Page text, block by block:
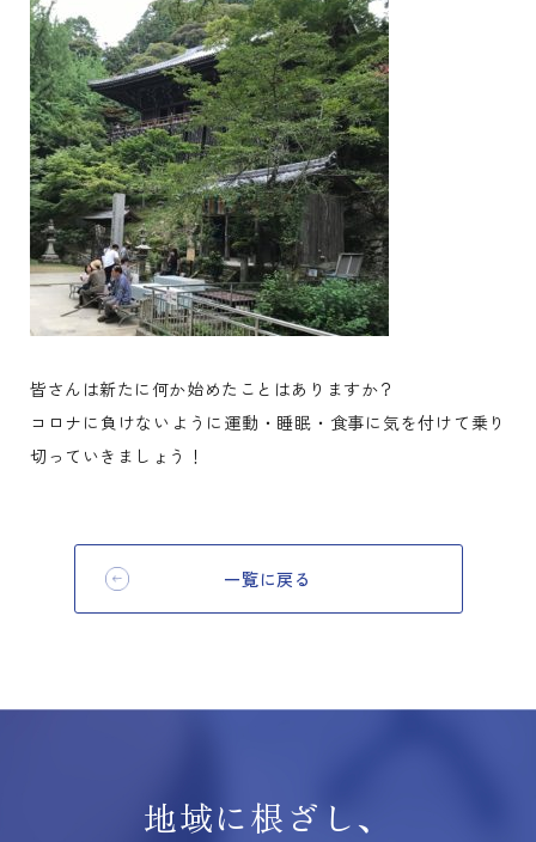
皆さんは新たに何か始めたことはありますか？
コロナに負けないように運動・睡眠・食事に気を付けて乗り
切っていきましょう！
一覧に戻る
地域に根ざし、